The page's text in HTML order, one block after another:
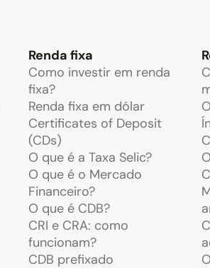
Renda fixa
Como investir em renda
fixa?
Renda fixa em dólar
Certificates of Deposit
(CDs)
O que é a Taxa Selic?
O que é o Mercado
Financeiro?
O que é CDB?
CRI e CRA: como
funcionam?
CDB prefixado